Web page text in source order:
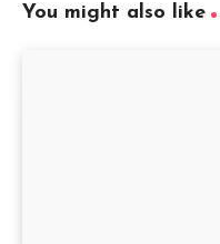
You might also like